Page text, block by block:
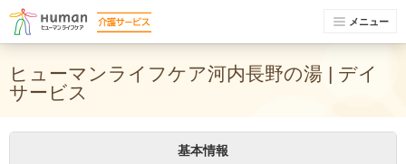
メニュー
ヒューマンライフケア河内長野の湯 | デイ
サービス
基本情報